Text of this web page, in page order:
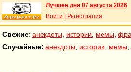
Лучшее дня 07 августа 2026
Войти
Регистрация
Свежие: анекдоты истории мемы
Случайные: анекдоты истории мемы